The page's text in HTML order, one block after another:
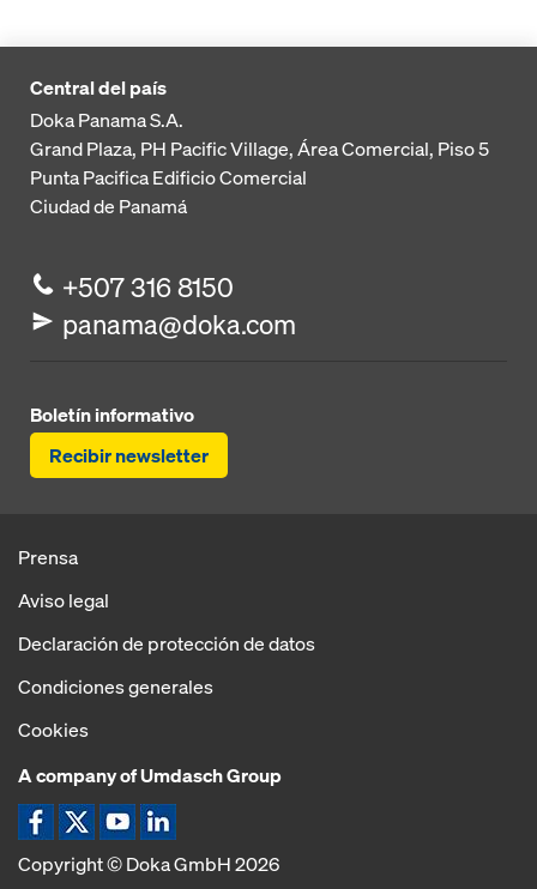
Central del país
Doka Panama S.A.
Grand Plaza, PH Pacific Village, Área Comercial, Piso 5
Punta PacificaEdificio Comercial
Ciudad de Panamá
+507 316 8150
panama@doka.com
Boletín informativo
Recibir newsletter
Prensa
Aviso legal
Declaración de protección de datos
Condiciones generales
Cookies
A company of Umdasch Group
Copyright © Doka GmbH 2026